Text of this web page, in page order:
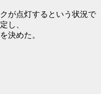
が点灯するという状況で
し、
決めた。